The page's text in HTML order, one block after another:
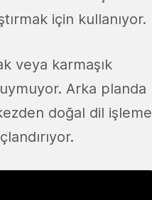
için kullanıyor.
veya karmaşık
Arka planda
doğal dil işleme